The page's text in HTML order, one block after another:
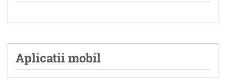
Aplicatii mobil